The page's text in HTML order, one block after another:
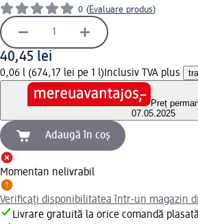
0 (Evaluare produs)
40,45 lei
0,06 l (674,17 lei pe 1 l) Inclusiv TVA plus
Preț
07.05.2025
Adaugă în coș
Momentan nelivrabil
Verificați disponibilitatea într-un magazin
Livrare gratuită la orice comandă